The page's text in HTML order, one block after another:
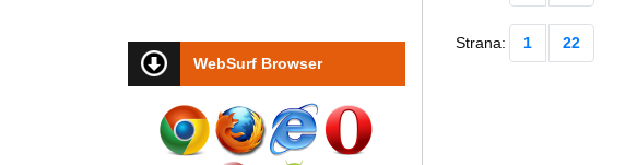
WebSurf Browser
Strana: 1 22